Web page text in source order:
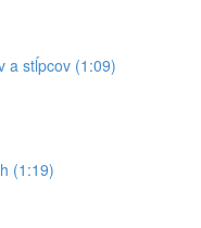
a stĺpcov (1:09)
(1:19)